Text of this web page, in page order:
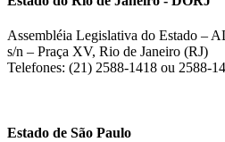
Assembléia Legislativa do Estado –
s/n – Praça XV, Rio de Janeiro (RJ)
Telefones: (21) 2588-1418 ou 2588-
Estado de São Paulo